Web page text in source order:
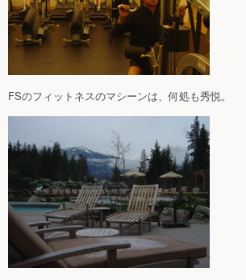
FSのフィットネスのマシーンは、何処も秀悦。